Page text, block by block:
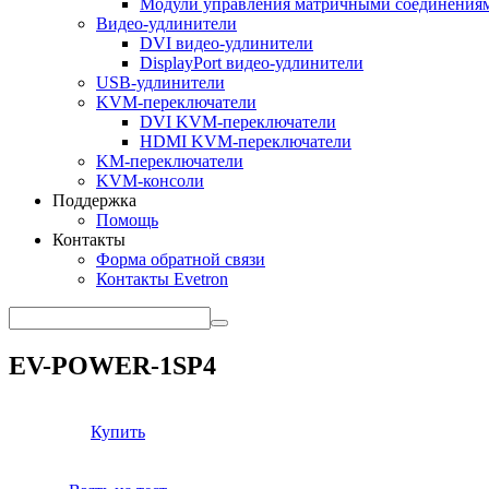
Модули управления матричными
Видео-удлинители
DVI видео-удлинители
DisplayPort видео-удлинители
USB-удлинители
KVM-переключатели
DVI KVM-переключатели
HDMI KVM-переключатели
KM-переключатели
KVM-консоли
Поддержка
Помощь
Контакты
Форма обратной связи
Контакты Evetron
EV-POWER-1SP4
Купить